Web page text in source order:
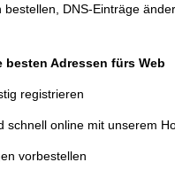
DNS-Einträge
Adressen fürs Web
registrieren
schnell online mit unserem
vorbestellen